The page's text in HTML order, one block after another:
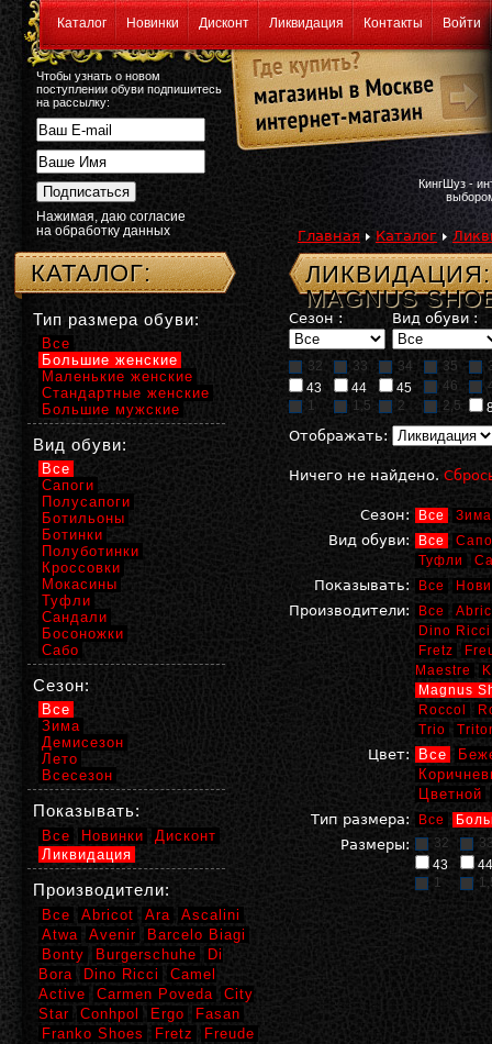
Каталог Новинки Дисконт Ликвидация Контакты Войти
Чтобы узнать о новом
поступлении обуви подпишитесь
на рассылку:
Нажимая, даю согласие
на обработку данных
КингШуз -
Главная Каталог
MAGNUS
Сезон : Вид обуви :
32 33 34 35
43
44 45 46
1
1,5 2 2,5
Отображать:
Ничего не найдено.
Сезон: Все Зима
Вид обуви: Все
Туфли
Показывать: Все
Производители: Все
Dino Ricci
Fretz
Maestre
Magnus
Roccol
Trio
Цвет: Все
Цветной
Тип размера:
Все
Размеры: 32
43
44
1
КАТАЛОГ:
Тип размера обуви:
Все
Большие женские
Маленькие женские
Стандартные женские
Большие мужские
Вид обуви:
Все
Сапоги
Полусапоги
Ботильоны
Ботинки
Полуботинки
Кроссовки
Мокасины
Туфли
Сандали
Босоножки
Сабо
Сезон:
Все
Зима
Демисезон
Лето
Всесезон
Показывать:
Все Новинки
Дисконт
Ликвидация
Производители:
Все Abricot Ara
Ascalini
Atwa
Avenir
Barcelo Biagi
Bonty
Burgerschuhe
Di
Bora
Dino Ricci
Camel
Active
Carmen Poveda
City
Star
Conhpol Ergo
Fasan
Franko Shoes
Fretz
Freude